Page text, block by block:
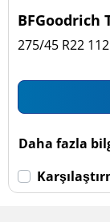
BFGoodrich
275/45 R22 112
Daha fazla